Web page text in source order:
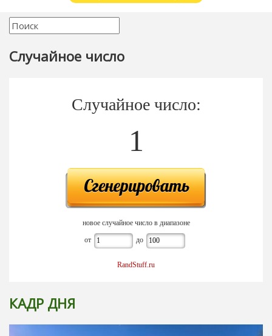
Случайное число
Случайное число:
1
новое случайное число в диапазоне
от до
RandStuff.ru
КАДР ДНЯ